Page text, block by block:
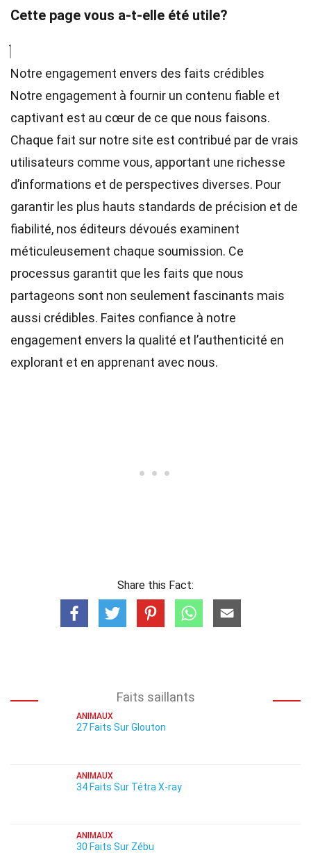
Cette page vous a-t-elle été utile?
Notre engagement envers des faits crédibles
Notre engagement à fournir un contenu fiable et
captivant est au cœur de ce que nous faisons.
Chaque fait sur notre site est contribué par de vrais
utilisateurs comme vous, apportant une richesse
d’informations et de perspectives diverses. Pour
garantir les plus hauts standards de précision et de
fiabilité, nos éditeurs dévoués examinent
méticuleusement chaque soumission. Ce
processus garantit que les faits que nous
partageons sont non seulement fascinants mais
aussi crédibles. Faites confiance à notre
engagement envers la qualité et l’authenticité en
explorant et en apprenant avec nous.
Share this Fact:
Faits saillants
ANIMAUX
27 Faits Sur Glouton
ANIMAUX
34 Faits Sur Tétra X-ray
ANIMAUX
30 Faits Sur Zébu